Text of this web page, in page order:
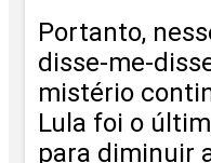
Portanto,
disse-me-
mistério
Lula foi o
para diminuir